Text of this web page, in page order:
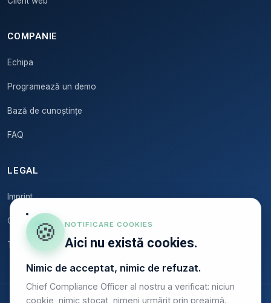
🍪 NOTIFICARE COOKIES
Aici nu există cookies.
Nimic de acceptat, nimic de refuzat.
Chief Compliance Officer al nostru a verificat: niciun
cookie, nimic stocat, nimeni urmărit prin preajmă.
COMPANIE
Echipa
Programează un demo
Bază de cunoștințe
FAQ
LEGAL
Imprint
Confidențialitate
Termeni